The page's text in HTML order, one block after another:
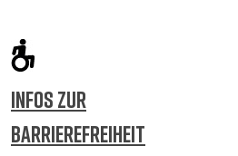
INFOS ZUR
BARRIEREFREIHEIT